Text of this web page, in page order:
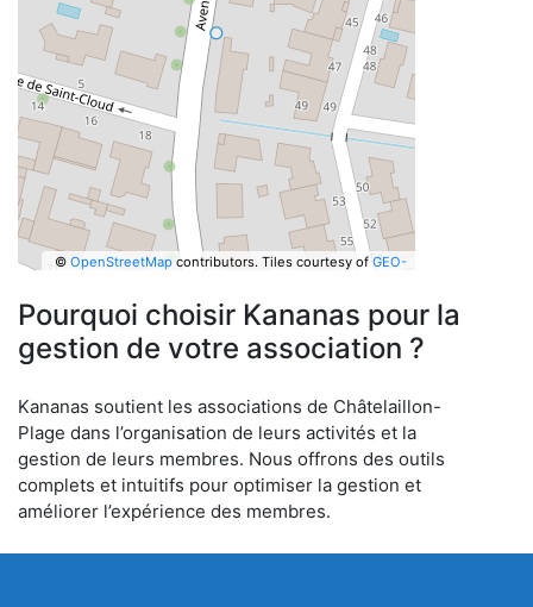
© OpenStreetMapcontributors. Tiles courtesy of GEO-
Pourquoi choisir Kananas pour la
gestion de votre association ?
Kananas soutient les associations de Châtelaillon-
Plage dans l’organisation de leurs activités et la
gestion de leurs membres. Nous offrons des outils
complets et intuitifs pour optimiser la gestion et
améliorer l’expérience des membres.